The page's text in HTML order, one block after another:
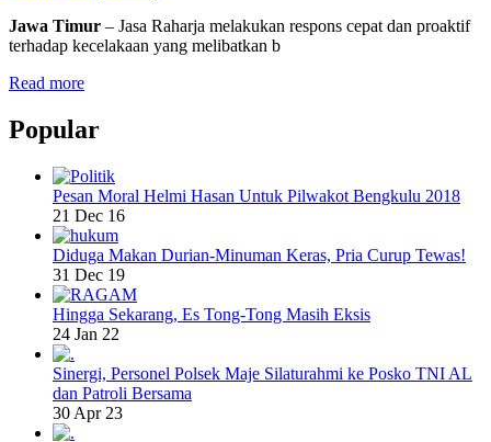
Jawa Timur – Jasa Raharja melakukan respons cepat dan proaktif
terhadap kecelakaan yang melibatkan b
Read more
Popular
Pesan Moral Helmi Hasan Untuk Pilwakot Bengkulu 2018
21 Dec 16
Diduga Makan Durian-Minuman Keras, Pria Curup Tewas!
31 Dec 19
Hingga Sekarang, Es Tong-Tong Masih Eksis
24 Jan 22
Sinergi, Personel Polsek Maje Silaturahmi ke Posko TNI AL
dan Patroli Bersama
30 Apr 23